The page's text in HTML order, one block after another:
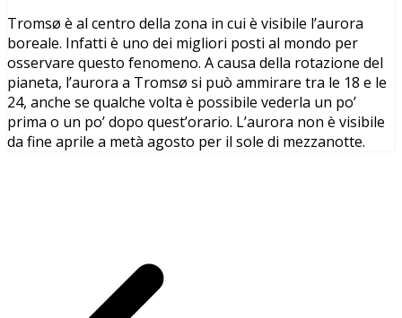
Tromsø è al centro della zona in cui è visibile l’aurora
boreale. Infatti è uno dei migliori posti al mondo per
osservare questo fenomeno. A causa della rotazione del
pianeta, l’aurora a Tromsø si può ammirare tra le 18 e le
24, anche se qualche volta è possibile vederla un po’
prima o un po’ dopo quest’orario. L’aurora non è visibile
da fine aprile a metà agosto per il sole di mezzanotte.